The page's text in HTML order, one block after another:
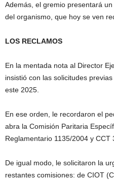
Además, el gremio presentará
del organismo, que hoy se ven
LOS RECLAMOS
En la mentada nota al Director
insistió con las solicitudes
este 2025.
En ese orden, le recordaron el
abra la Comisión Paritaria
Reglamentario 1135/2004 y CCT
De igual modo, le solicitaron la
restantes comisiones: de CIOT